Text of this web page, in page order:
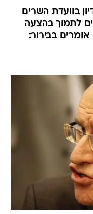
בוועדת השרים
לתמוך בהצעה
בבירור: